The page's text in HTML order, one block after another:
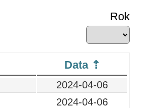
Rok
Data
2024-04-06
2024-04-06